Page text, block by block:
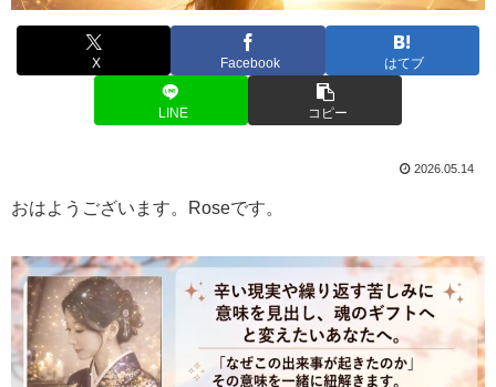
X Facebook はてブ
LINE コピー
2026.05.14
おはようございます。Roseです。